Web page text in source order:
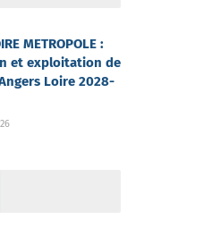
METROPOLE :
et exploitation de
Loire 2028-